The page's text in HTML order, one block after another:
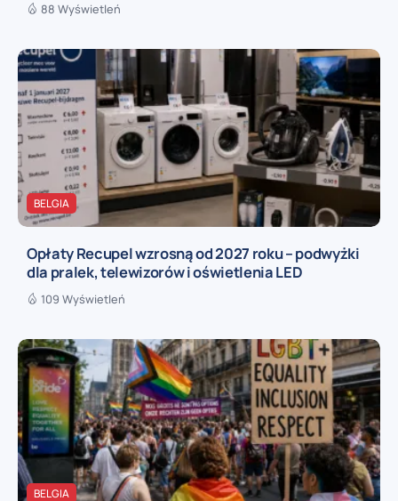
88 Wyświetleń
BELGIA
Opłaty Recupel wzrosną od 2027 roku – podwyżki
dla pralek, telewizorów i oświetlenia LED
109 Wyświetleń
BELGIA